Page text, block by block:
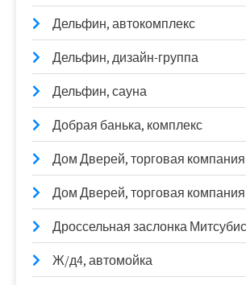
Дельфин, автокомплекс
Дельфин, дизайн-группа
Дельфин, сауна
Добрая банька, комплекс
Дом Дверей, торговая компания
Дом Дверей, торговая компания
Дроссельная заслонка
Ж/д4, автомойка